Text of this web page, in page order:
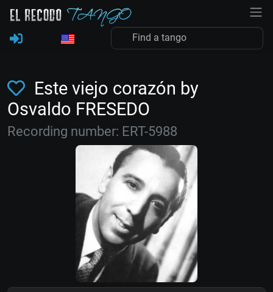
Este viejo corazón by
Osvaldo FRESEDO
Recording number: ERT-5988